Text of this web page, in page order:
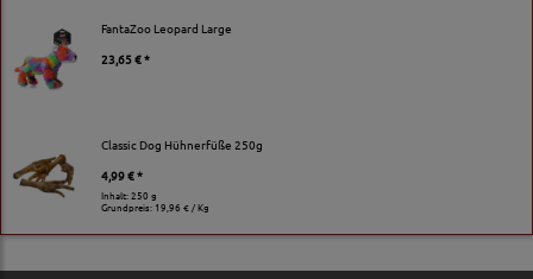
FantaZoo Leopard Large
23,65 € *
Classic Dog Hühnerfüße 250g
4,99 € *
Inhalt: 250 g
Grundpreis: 19,96 € / Kg